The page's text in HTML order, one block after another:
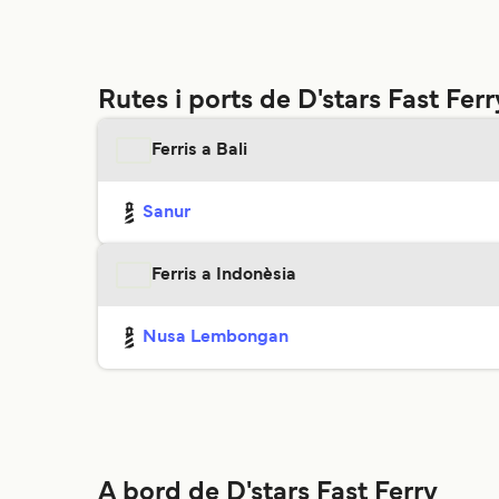
Rutes i ports de D'stars Fast
Ferris a Bali
Sanur
Ferris a Indonèsia
Nusa Lembongan
A bord de D'stars Fast Ferry